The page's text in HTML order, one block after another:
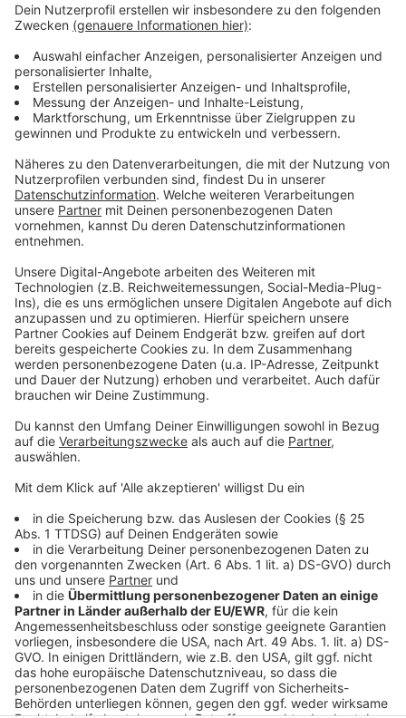
Am Ende gibt es erste Abzeichen, zum Beispiel das
"Seepferdchen" oder "Bronze". Das sei auch eine gute
Vorbereitung auf den Schwimmunterricht in der
Schule, so die Bädergesellschaft. DieKursebestehen
demnach aus maximal acht Kindern und kosten knapp
70 Euro.
Anzeige
Weitere Infos und Links zum Thema:
Anzeige
Infos zum Online-Shop der Düsseldorfer
Bädergesellschaft
Meldung der Bädergesellschaft zu den Ferien-
Die Kurse in den einzelnen Schwimmbädern
Online-Tickets für die einzelnen Schwimmbäder in
Anzeige
Anzeige